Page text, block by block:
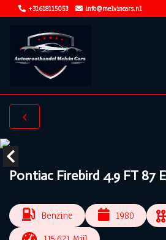
+31618115053 info@melvincars.nl
Pontiac Firebird 4.9 FT 87
Benzine 1980